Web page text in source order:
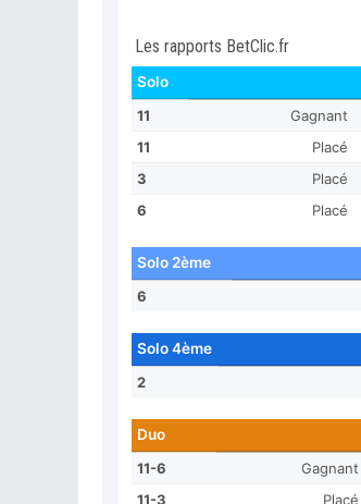
Les rapports BetClic.fr
Solo
11 Gagnant
11
Placé
3
Placé
6
Placé
Solo 2ème
6
Solo 4ème
2
Duo
11-6 Gagnant
11-3
Placé